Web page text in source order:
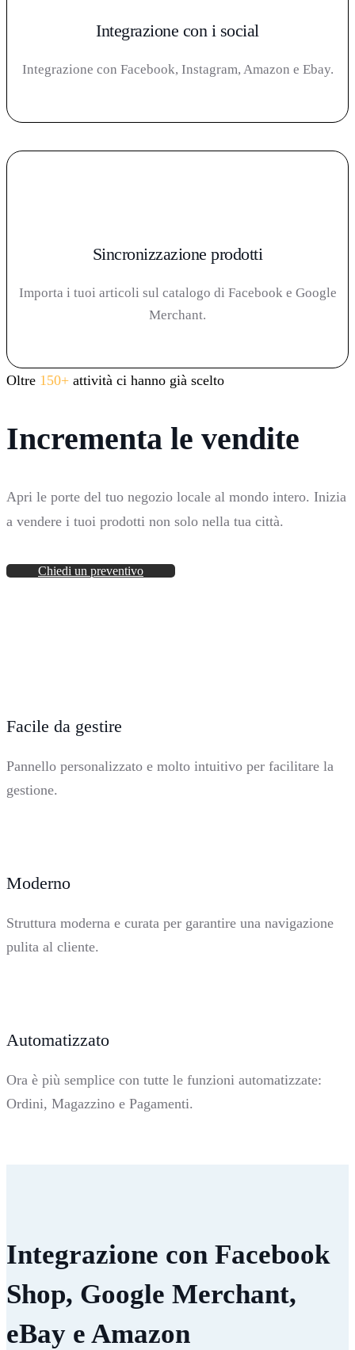
Integrazione con i social
Integrazione con Facebook, Instagram, Amazon e Ebay.
Sincronizzazione prodotti
Importa i tuoi articoli sul catalogo di Facebook e Google
Merchant.
Oltre 150+ attività ci hanno già scelto
Incrementa le vendite
Apri le porte del tuo negozio locale al mondo intero. Inizia
a vendere i tuoi prodotti non solo nella tua città.
Chiedi un preventivo
Facile da gestire
Pannello personalizzato e molto intuitivo per facilitare la
gestione.
Moderno
Struttura moderna e curata per garantire una navigazione
pulita al cliente.
Automatizzato
Ora è più semplice con tutte le funzioni automatizzate:
Ordini, Magazzino e Pagamenti.
Integrazione con Facebook
Shop, Google Merchant,
eBay e Amazon